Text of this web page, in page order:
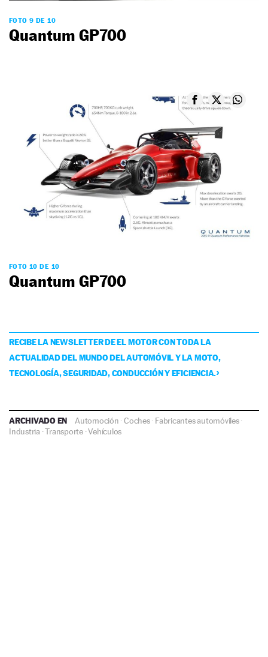
FOTO 9 DE 10
Quantum GP700
FOTO 10 DE 10
Quantum GP700
RECIBE LA NEWSLETTER DE EL MOTOR CON TODA LA
ACTUALIDAD DEL MUNDO DEL AUTOMÓVIL Y LA MOTO,
TECNOLOGÍA, SEGURIDAD, CONDUCCIÓN Y EFICIENCIA.
ARCHIVADO EN Automoción ·Coches· Fabricantes automóviles·
Industria·Transporte·Vehículos